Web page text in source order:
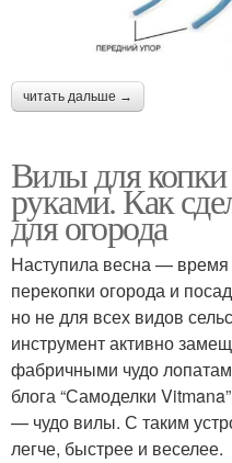
читать дальше →
Вилы для
руками. Как
для огорода
Наступила весна —
перекопки огорода и
но не для всех видов
инструмент активно
фабричными чудо
блога “Самоделки
— чудо вилы. С таким
легче, быстрее и веселее.